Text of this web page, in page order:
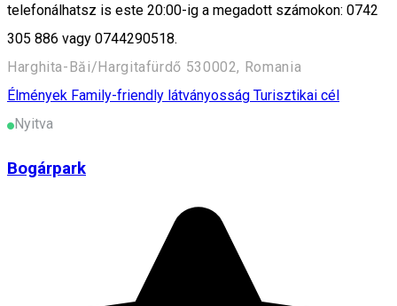
telefonálhatsz is este 20:00-ig a megadott számokon: 0742
305 886 vagy 0744290518.
Harghita-Băi/Hargitafürdő 530002, Romania
Élmények Family-friendly látványosság Turisztikai cél
Nyitva
Bogárpark